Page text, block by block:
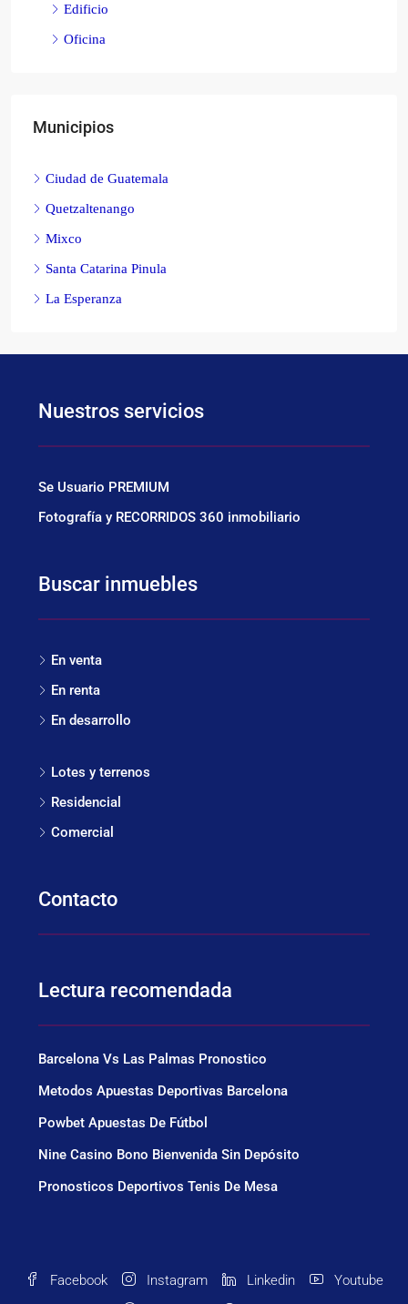
Edificio
Oficina
Municipios
Ciudad de Guatemala
Quetzaltenango
Mixco
Santa Catarina Pinula
La Esperanza
Nuestros servicios
Se Usuario PREMIUM
Fotografía y RECORRIDOS 360 inmobiliario
Buscar inmuebles
En venta
En renta
En desarrollo
Lotes y terrenos
Residencial
Comercial
Contacto
Lectura recomendada
Barcelona Vs Las Palmas Pronostico
Metodos Apuestas Deportivas Barcelona
Powbet Apuestas De Fútbol
Nine Casino Bono Bienvenida Sin Depósito
Pronosticos Deportivos Tenis De Mesa
Facebook Instagram Linkedin
Youtube